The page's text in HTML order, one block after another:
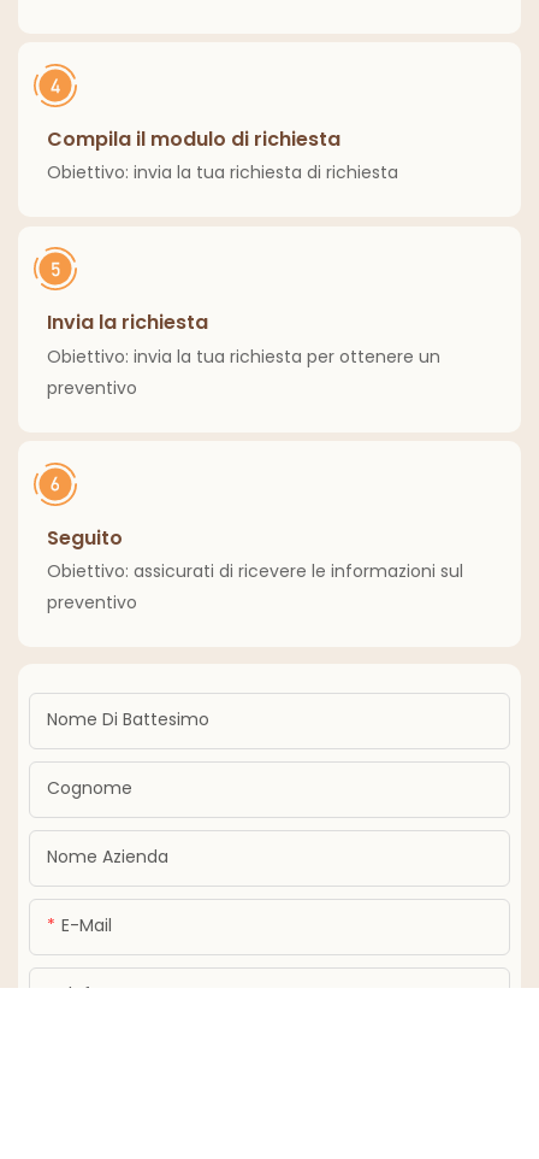
Compila il modulo di richiesta
Obiettivo: invia la tua richiesta di richiesta
Invia la richiesta
Obiettivo: invia la tua richiesta per ottenere un
preventivo
Seguito
Obiettivo: assicurati di ricevere le informazioni sul
preventivo
Nome Di Battesimo
Cognome
Nome Azienda
E-Mail
Telefono